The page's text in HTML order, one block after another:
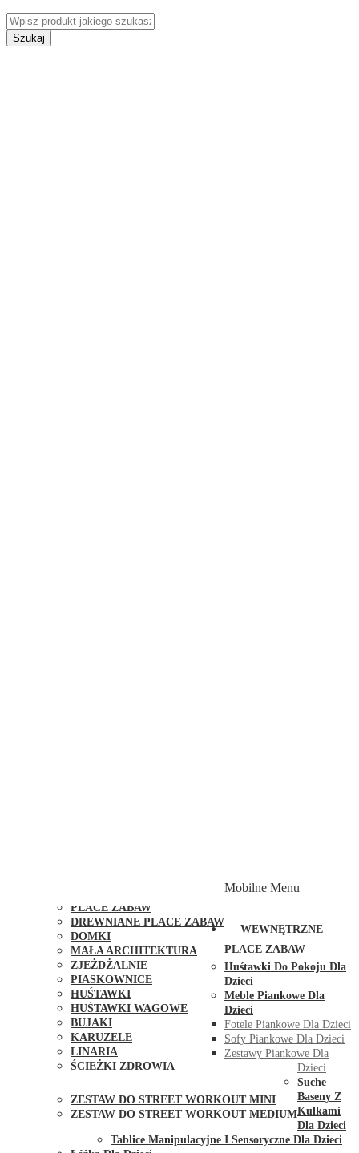
Szukaj
PLACE ZABAW
DREWNIANE PLACE ZABAW
DOMKI
MAŁA ARCHITEKTURA
ZJEŻDŻALNIE
PIASKOWNICE
HUŚTAWKI
HUŚTAWKI WAGOWE
BUJAKI
KARUZELE
LINARIA
ŚCIEŻKI ZDROWIA
ZESTAW DO STREET WORKOUT MINI
ZESTAW DO STREET WORKOUT MEDIUM
Mobilne Menu
WEWNĘTRZNE
PLACE ZABAW
Huśtawki Do Pokoju Dla
Dzieci
Meble Piankowe Dla
Dzieci
Fotele Piankowe Dla Dzieci
Sofy Piankowe Dla Dzieci
Zestawy Piankowe Dla
Dzieci
Suche
Baseny Z
Kulkami
Dla Dzieci
Tablice Manipulacyjne I Sensoryczne Dla Dzieci